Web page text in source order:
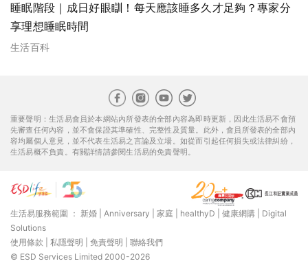
睡眠階段｜成日好眼瞓！每天應該睡多久才足夠？專家分
享理想睡眠時間
生活百科
重要聲明：生活易會員於本網站內所發表的全部內容為即時更新，因此生活易不會預
先審查任何內容，並不會保證其準確性、完整性及質量。此外，會員所發表的全部內
容均屬個人意見，並不代表生活易之言論及立場。如從而引起任何損失或法律糾紛，
生活易概不負責。有關詳情請參閱生活易的免責聲明。
生活易服務範圍 ： 新婚 Anniversary 家庭 healthyD 健康網購
Digital
Solutions
使用條款
私隱聲明 免責聲明
聯絡我們
© ESD Services Limited 2000-2026